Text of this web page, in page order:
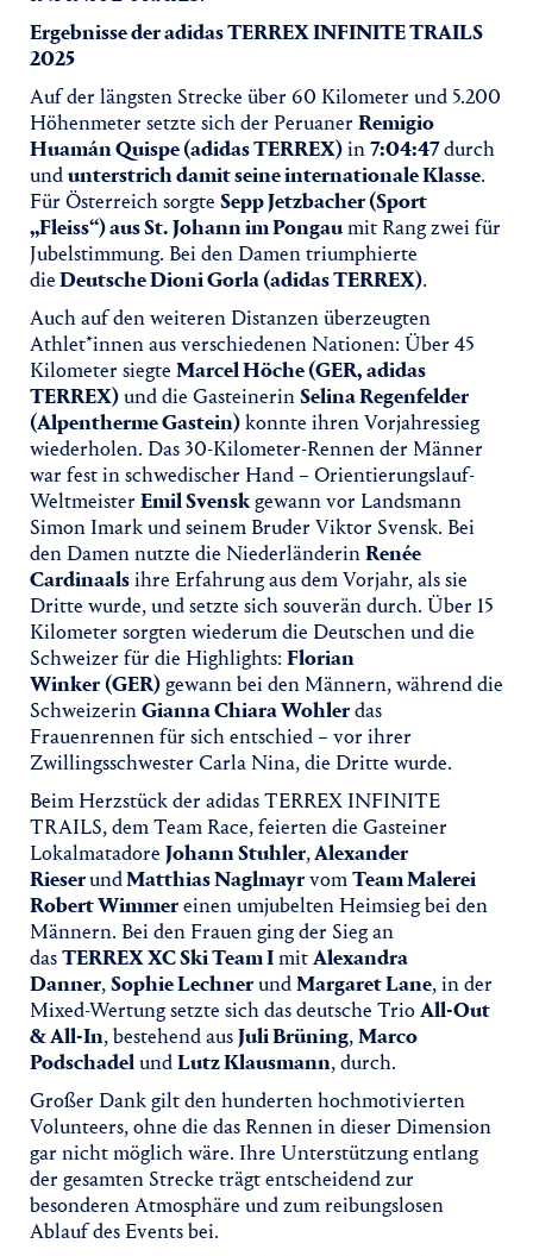
Ergebnisse der adidas TERREX INFINITE TRAILS
2025
Auf der längsten Strecke über 60 Kilometer und 5.200
Höhenmeter setzte sich der Peruaner Remigio
Huamán Quispe (adidas TERREX)in7:04:47durch
undunterstrich damit seine internationale Klasse.
Für Österreich sorgte Sepp Jetzbacher (Sport
„Fleiss“) aus St. Johann im Pongaumit Rang zwei für
Jubelstimmung. Bei den Damen triumphierte
dieDeutsche Dioni Gorla (adidas TERREX).
Auch auf den weiteren Distanzen überzeugten
Athlet*innen aus verschiedenen Nationen: Über 45
Kilometer siegte Marcel Höche (GER, adidas
TERREX)und die GasteinerinSelina Regenfelder
(Alpentherme Gastein)konnte ihren Vorjahressieg
wiederholen. Das 30-Kilometer-Rennen der Männer
war fest in schwedischer Hand – Orientierungslauf-
Weltmeister Emil Svenskgewann vor Landsmann
Simon Imark und seinem Bruder Viktor Svensk. Bei
den Damen nutzte die NiederländerinRenée
Cardinaalsihre Erfahrung aus dem Vorjahr, als sie
Dritte wurde, und setzte sich souverän durch. Über 15
Kilometer sorgten wiederum die Deutschen und die
Schweizer für die Highlights: Florian
Winker(GER)gewann bei den Männern, während die
SchweizerinGianna Chiara Wohlerdas
Frauenrennen für sich entschied – vor ihrer
Zwillingsschwester Carla Nina, die Dritte wurde.
Beim Herzstück der adidas TERREX INFINITE
TRAILS, dem Team Race, feierten die Gasteiner
Lokalmatadore Johann Stuhler,Alexander
RieserundMatthias NaglmayrvomTeam Malerei
Robert Wimmereinen umjubelten Heimsieg bei den
Männern. Bei den Frauen ging der Sieg an
dasTERREX XC Ski Team ImitAlexandra
Danner,Sophie LechnerundMargaret Lane, in der
Mixed-Wertung setzte sich das deutsche TrioAll-Out
& All-In, bestehend ausJuli Brüning,Marco
PodschadelundLutz Klausmann, durch.
Großer Dank gilt den hunderten hochmotivierten
Volunteers, ohne die das Rennen in dieser Dimension
gar nicht möglich wäre. Ihre Unterstützung entlang
der gesamten Strecke trägt entscheidend zur
besonderen Atmosphäre und zum reibungslosen
Ablauf des Events bei.